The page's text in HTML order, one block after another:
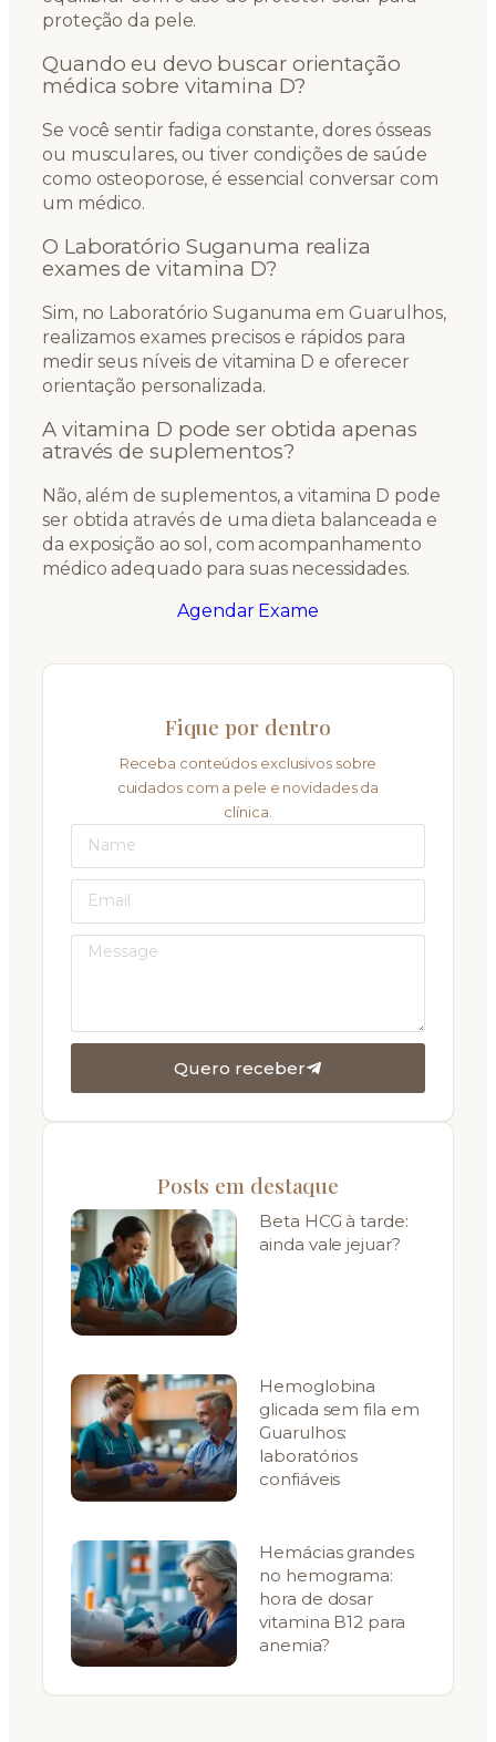
proteção da pele.
Quando eu devo buscar orientação
médica sobre vitamina D?
Se você sentir fadiga constante, dores ósseas
ou musculares, ou tiver condições de saúde
como osteoporose, é essencial conversar com
um médico.
O Laboratório Suganuma realiza
exames de vitamina D?
Sim, no Laboratório Suganuma em Guarulhos,
realizamos exames precisos e rápidos para
medir seus níveis de vitamina D e oferecer
orientação personalizada.
A vitamina D pode ser obtida apenas
através de suplementos?
Não, além de suplementos, a vitamina D pode
ser obtida através de uma dieta balanceada e
da exposição ao sol, com acompanhamento
médico adequado para suas necessidades.
Agendar Exame
Fique por dentro
Receba conteúdos exclusivos sobre
cuidados com a pele e novidades da
clínica.
Quero receber
Posts em destaque
Beta HCG à tarde:
ainda vale jejuar?
Hemoglobina
glicada sem fila em
Guarulhos:
laboratórios
confiáveis
Hemácias grandes
no hemograma:
hora de dosar
vitamina B12 para
anemia?